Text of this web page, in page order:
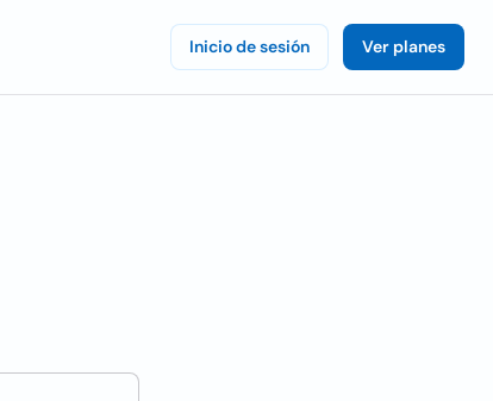
Inicio de sesión Ver planes